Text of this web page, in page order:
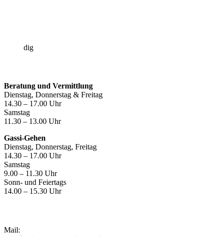
dig
Beratung und Vermittlung
Dienstag, Donnerstag & Freitag
14.30 – 17.00 Uhr
Samstag
11.30 – 13.00 Uhr
Gassi-Gehen
Dienstag, Donnerstag, Freitag
14.30 – 17.00 Uhr
Samstag
9.00 – 11.30 Uhr
Sonn- und Feiertags
14.00 – 15.30 Uhr
Mail: